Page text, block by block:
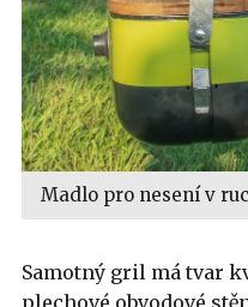
Madlo pro nesení v
Samotný gril má tvar